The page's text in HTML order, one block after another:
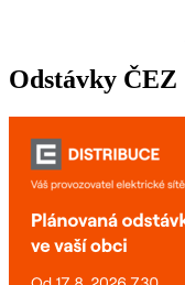
Odstávky ČEZ